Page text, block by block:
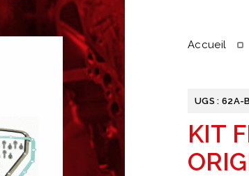
Accueil
UGS : 62A-
KIT